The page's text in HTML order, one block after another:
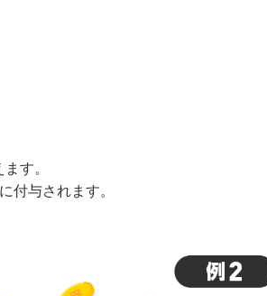
す。
付与されます。